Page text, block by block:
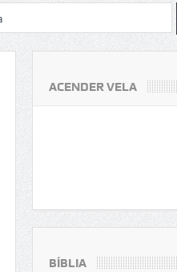
ACENDER VELA
BÍBLIA